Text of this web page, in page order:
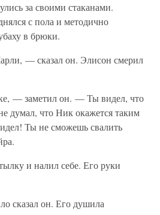
за своими стаканами.
с пола и методично
в брюки.
— сказал он. Элисон смерил
— заметил он. — Ты видел, что
думал, что Ник окажется таким
Ты не сможешь свалить
и налил себе. Его руки
сказал он. Его душила